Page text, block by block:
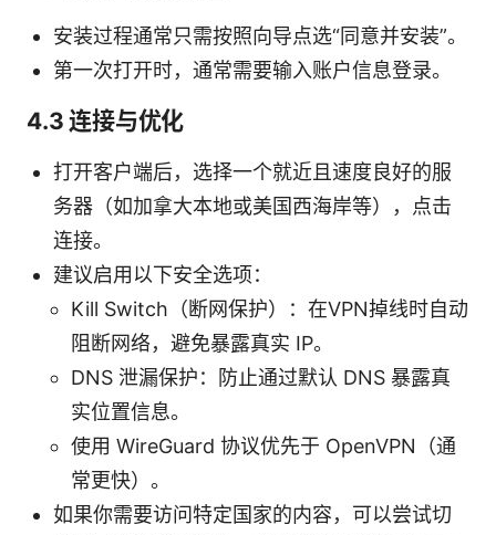
安装过程通常只需按照向导点选“同意并安装”。
第一次打开时，通常需要输入账户信息登录。
4.3 连接与优化
打开客户端后，选择一个就近且速度良好的服
务器（如加拿大本地或美国西海岸等），点击
连接。
建议启用以下安全选项：
Kill Switch（断网保护）：在VPN掉线时自动
阻断网络，避免暴露真实 IP。
DNS 泄漏保护：防止通过默认 DNS 暴露真
实位置信息。
使用 WireGuard 协议优先于 OpenVPN（通
常更快）。
如果你需要访问特定国家的内容，可以尝试切